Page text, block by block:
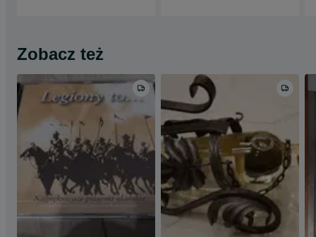
Zobacz też